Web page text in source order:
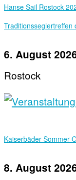
Hanse Sail Rostock
Traditionsseglertreffen
6. August
Rostock
Kaiserbäder Sommer
8. August